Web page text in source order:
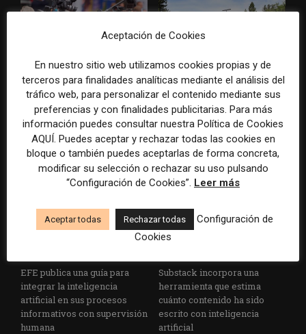
Los Colegios de Periodistas
piden al Ministerio de
Política Territorial y a la
Agencia EFE que rectifiquen
convocatorias de empleo por
favorecer el intrusismo
eBay pagará 55,7 millones de
dólares por la campaña de
acoso contra dos periodistas
de un medio especializado
EFE publica una guía para
integrar la inteligencia
artificial en sus procesos
informativos con supervisión
humana
Substack incorpora una
herramienta que estima
cuánto contenido ha sido
escrito con inteligencia
artificial
Aceptación de Cookies
En nuestro sitio web utilizamos cookies propias y de
terceros para finalidades analíticas mediante el análisis del
tráfico web, para personalizar el contenido mediante sus
preferencias y con finalidades publicitarias. Para más
información puedes consultar nuestra Política de Cookies
AQUÍ. Puedes aceptar y rechazar todas las cookies en
bloque o también puedes aceptarlas de forma concreta,
modificar su selección o rechazar su uso pulsando
“Configuración de Cookies”. Leer más
Aceptar todas Rechazar todas
Configuración de
Cookies